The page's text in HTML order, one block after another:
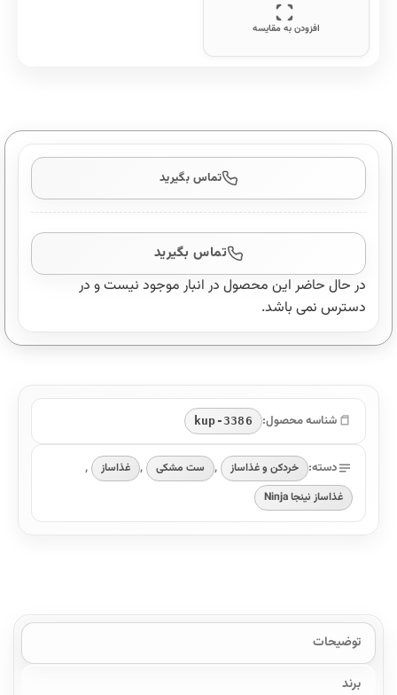
افزودن به مقایسه
تماس بگیرید
تماس بگیرید
در حال حاضر این محصول در انبار موجود نیست و در
دسترس نمی باشد.
شناسه محصول: kup-3386
دسته: خردکن و غذاساز , ست مشکی , غذاساز ,
غذاساز نینجا Ninja
توضیحات
برند